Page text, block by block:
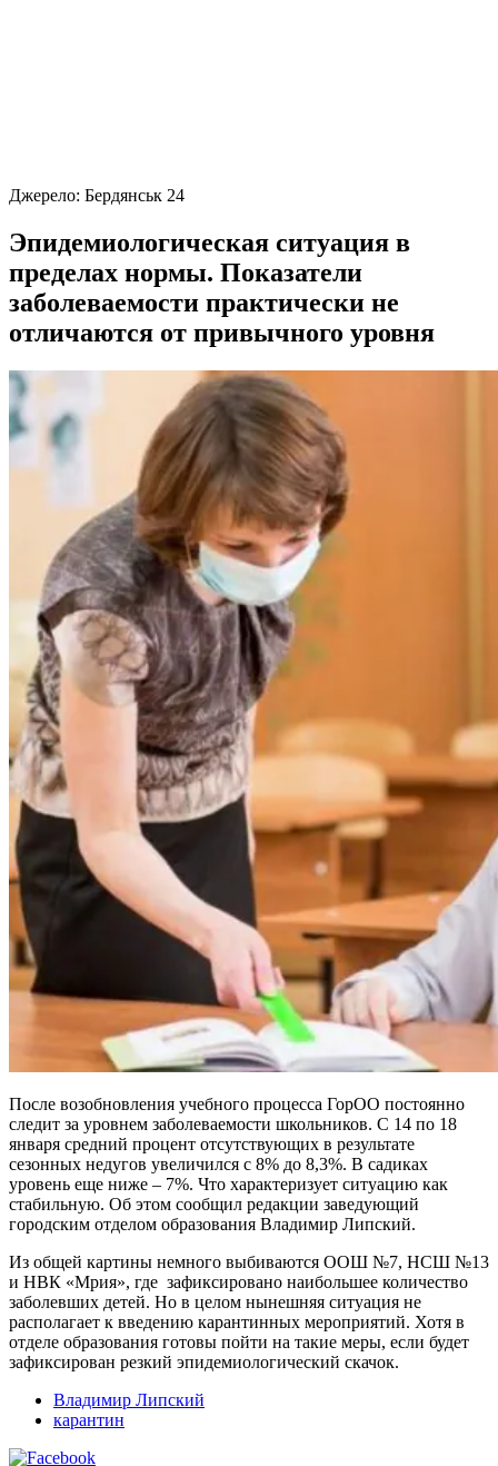
Джерело: Бердянськ 24
Эпидемиологическая ситуация в
пределах нормы. Показатели
заболеваемости практически не
отличаются от привычного уровня
После возобновления учебного процесса ГорОО постоянно
следит за уровнем заболеваемости школьников. С 14 по 18
января средний процент отсутствующих в результате
сезонных недугов увеличился с 8% до 8,3%. В садиках
уровень еще ниже – 7%. Что характеризует ситуацию как
стабильную. Об этом сообщил редакции заведующий
городским отделом образования Владимир Липский.
Из общей картины немного выбиваются ООШ №7, НСШ №13
и НВК «Мрия», где зафиксировано наибольшее количество
заболевших детей. Но в целом нынешняя ситуация не
располагает к введению карантинных мероприятий. Хотя в
отделе образования готовы пойти на такие меры, если будет
зафиксирован резкий эпидемиологический скачок.
Владимир Липский
карантин